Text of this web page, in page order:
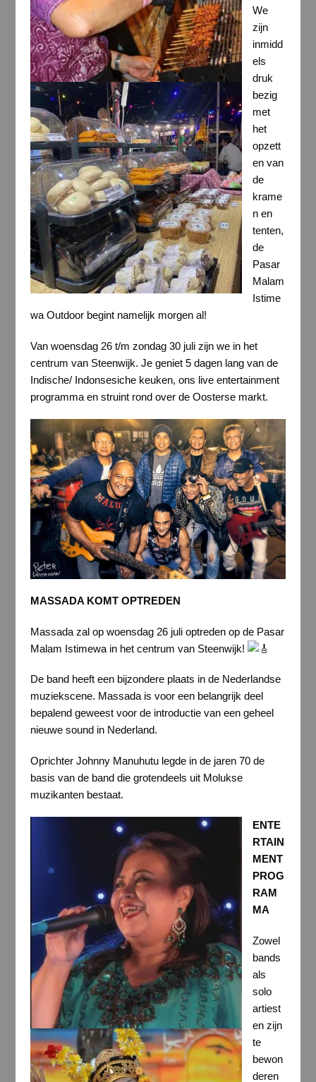
We
zijn
inmidd
els
druk
bezig
met
het
opzett
en van
de
krame
n en
tenten,
de
Pasar
Malam
Istime
wa Outdoor begint namelijk morgen al!
Van woensdag 26 t/m zondag 30 juli zijn we in het
centrum van Steenwijk. Je geniet 5 dagen lang van de
Indische/ Indonsesiche keuken, ons live entertainment
programma en struint rond over de Oosterse markt.
MASSADA KOMT OPTREDEN
Massada zal op woensdag 26 juli optreden op de Pasar
Malam Istimewa in het centrum van Steenwijk! ️
De band heeft een bijzondere plaats in de Nederlandse
muziekscene. Massada is voor een belangrijk deel
bepalend geweest voor de introductie van een geheel
nieuwe sound in Nederland.
Oprichter Johnny Manuhutu legde in de jaren 70 de
basis van de band die grotendeels uit Molukse
muzikanten bestaat.
ENTE
RTAIN
MENT
PROG
RAM
MA
Zowel
bands
als
solo
artiest
en zijn
te
bewon
deren